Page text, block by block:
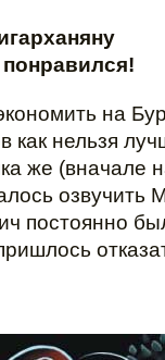
на
как нельзя
же (вначале
озвучить
постоянно